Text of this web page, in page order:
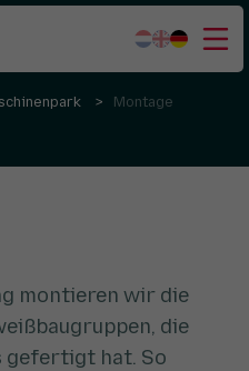
Montage
montieren wir die
die
gefertigt hat. So